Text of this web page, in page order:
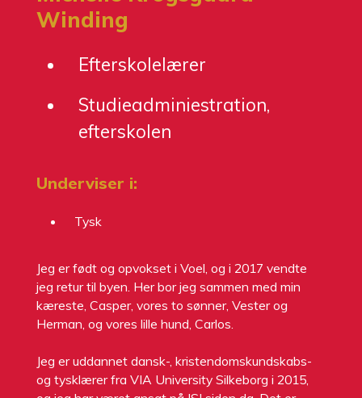
Winding
Efterskolelærer
Studieadminiestration,
efterskolen
Underviser i:
Tysk
Jeg er født og opvokset i Voel, og i 2017 vendte
jeg retur til byen. Her bor jeg sammen med min
kæreste, Casper, vores to sønner, Vester og
Herman, og vores lille hund, Carlos.
Jeg er uddannet dansk-, kristendomskundskabs-
og tysklærer fra VIA University Silkeborg i 2015,